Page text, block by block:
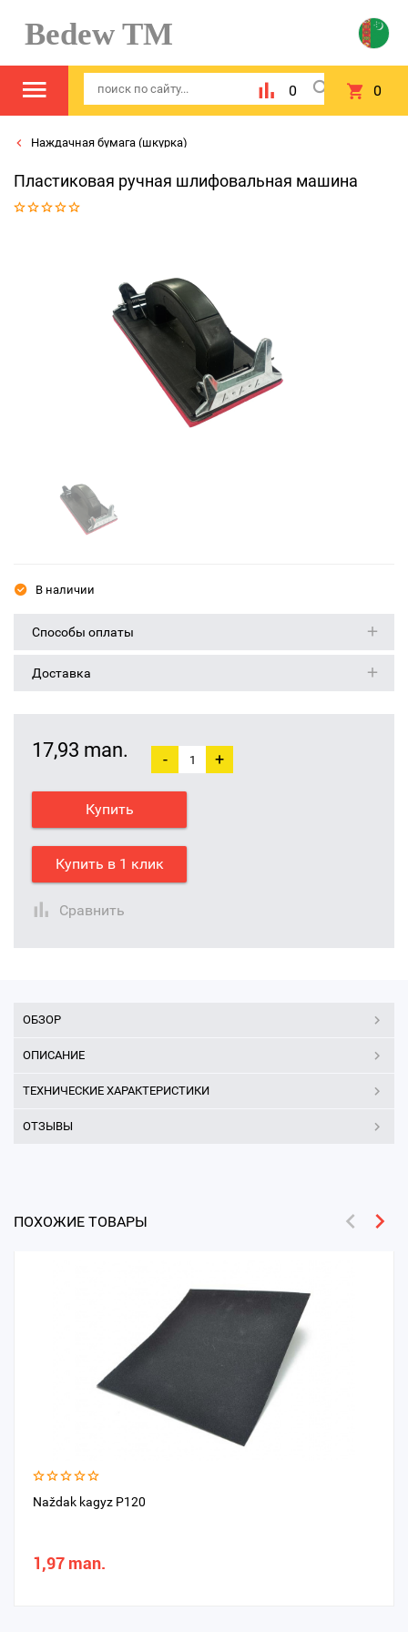
Bedew TM
0 0
Наждачная бумага (шкурка)
Пластиковая ручная шлифовальная машина
В наличии
Способы оплаты
Доставка
17,93 man. - +
Купить
Купить в 1 клик
Сравнить
ОБЗОР
ОПИСАНИЕ
ТЕХНИЧЕСКИЕ ХАРАКТЕРИСТИКИ
ОТЗЫВЫ
ПОХОЖИЕ ТОВАРЫ
Naždak kagyz P120
1,97 man.